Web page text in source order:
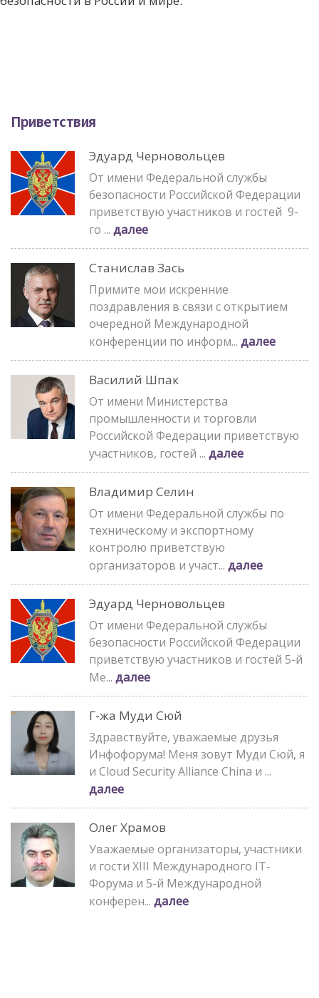
Приветствия
Эдуард Черновольцев
От имени Федеральной службы
безопасности Российской Федерации
приветствую участников и гостей 9-
го ... далее
Станислав Зась
Примите мои искренние
поздравления в связи с открытием
очередной Международной
конференции по информ... далее
Василий Шпак
От имени Министерства
промышленности и торговли
Российской Федерации приветствую
участников, гостей ... далее
Владимир Селин
От имени Федеральной службы по
техническому и экспортному
контролю приветствую
организаторов и участ... далее
Эдуард Черновольцев
От имени Федеральной службы
безопасности Российской Федерации
приветствую участников и гостей 5-й
Ме... далее
Г-жа Муди Сюй
Здравствуйте, уважаемые друзья
Инфофорума! Меня зовут Муди Сюй, я
и Cloud Security Alliance China и ...
далее
Олег Храмов
Уважаемые организаторы, участники
и гости XIII Международного IT-
Форума и 5-й Международной
конферен... далее